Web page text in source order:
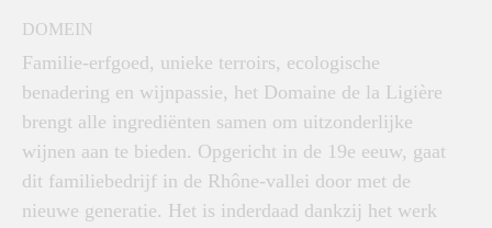
DOMEIN
Familie-erfgoed, unieke terroirs, ecologische
benadering en wijnpassie, het Domaine de la Ligière
brengt alle ingrediënten samen om uitzonderlijke
wijnen aan te bieden. Opgericht in de 19e eeuw, gaat
dit familiebedrijf in de Rhône-vallei door met de
nieuwe generatie. Het is inderdaad dankzij het werk